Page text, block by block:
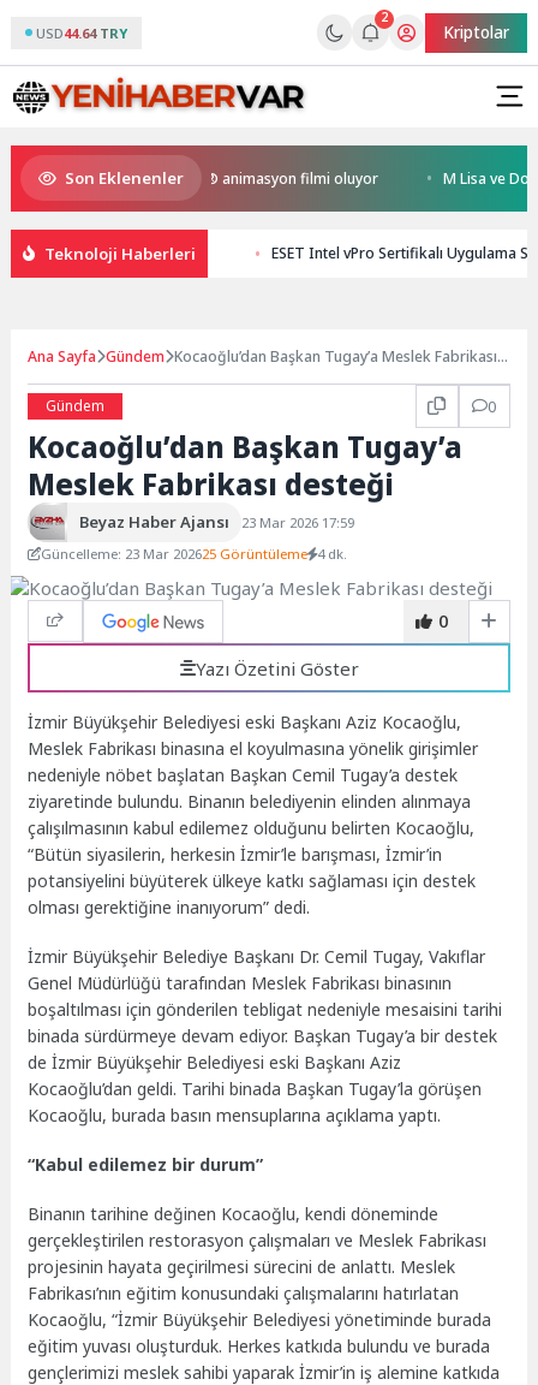
USD44.64 TRY
2
Kriptolar
Son Eklenenler
Kral Türkiye’nin ilk IMAX® animasyon filmi oluyor M Lisa ve Dolu
Teknoloji Haberleri ESET Intel vPro Sertifikalı Uygulama
Ana Sayfa Gündem Kocaoğlu’dan Başkan Tugay’a Meslek Fabrikası
Gündem
0
Kocaoğlu’dan Başkan Tugay’a
Meslek Fabrikası desteği
Beyaz Haber Ajansı
23 Mar 2026 17:59
Güncelleme: 23 Mar 202625 Görüntüleme 4 dk.
0
Yazı Özetini Göster
İzmir Büyükşehir Belediyesi eski Başkanı Aziz Kocaoğlu,
Meslek Fabrikası binasına el koyulmasına yönelik girişimler
nedeniyle nöbet başlatan Başkan Cemil Tugay’a destek
ziyaretinde bulundu. Binanın belediyenin elinden alınmaya
çalışılmasının kabul edilemez olduğunu belirten Kocaoğlu,
“Bütün siyasilerin, herkesin İzmir’le barışması, İzmir’in
potansiyelini büyüterek ülkeye katkı sağlaması için destek
olması gerektiğine inanıyorum” dedi.
İzmir Büyükşehir Belediye Başkanı Dr. Cemil Tugay, Vakıflar
Genel Müdürlüğü tarafından Meslek Fabrikası binasının
boşaltılması için gönderilen tebligat nedeniyle mesaisini tarihi
binada sürdürmeye devam ediyor. Başkan Tugay’a bir destek
de İzmir Büyükşehir Belediyesi eski Başkanı Aziz
Kocaoğlu’dan geldi. Tarihi binada Başkan Tugay’la görüşen
Kocaoğlu, burada basın mensuplarına açıklama yaptı.
“Kabul edilemez bir durum”
Binanın tarihine değinen Kocaoğlu, kendi döneminde
gerçekleştirilen restorasyon çalışmaları ve Meslek Fabrikası
projesinin hayata geçirilmesi sürecini de anlattı. Meslek
Fabrikası’nın eğitim konusundaki çalışmalarını hatırlatan
Kocaoğlu, “İzmir Büyükşehir Belediyesi yönetiminde burada
eğitim yuvası oluşturduk. Herkes katkıda bulundu ve burada
gençlerimizi meslek sahibi yaparak İzmir’in iş alemine katkıda